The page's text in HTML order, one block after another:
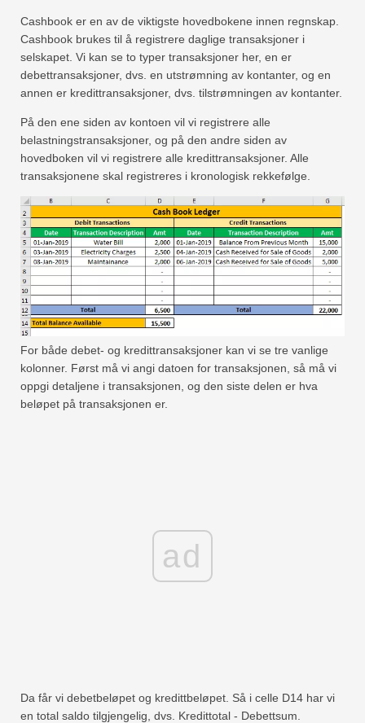
Cashbook er en av de viktigste hovedbokene innen regnskap.
Cashbook brukes til å registrere daglige transaksjoner i
selskapet. Vi kan se to typer transaksjoner her, en er
debettransaksjoner, dvs. en utstrømning av kontanter, og en
annen er kredittransaksjoner, dvs. tilstrømningen av kontanter.
På den ene siden av kontoen vil vi registrere alle
belastningstransaksjoner, og på den andre siden av
hovedboken vil vi registrere alle kredittransaksjoner. Alle
transaksjonene skal registreres i kronologisk rekkefølge.
For både debet- og kredittransaksjoner kan vi se tre vanlige
kolonner. Først må vi angi datoen for transaksjonen, så må vi
oppgi detaljene i transaksjonen, og den siste delen er hva
beløpet på transaksjonen er.
ad
Da får vi debetbeløpet og kredittbeløpet. Så i celle D14 har vi
en total saldo tilgjengelig, dvs. Kredittotal - Debettsum.